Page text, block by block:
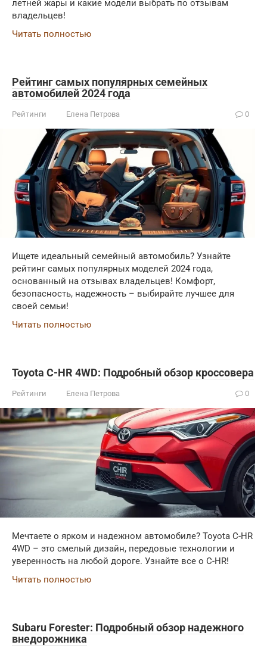
летней жары и какие модели выбрать по отзывам
владельцев!
Читать полностью
Рейтинг самых популярных семейных
автомобилей 2024 года
Рейтинги Елена Петрова 0
Ищете идеальный семейный автомобиль? Узнайте
рейтинг самых популярных моделей 2024 года,
основанный на отзывах владельцев! Комфорт,
безопасность, надежность – выбирайте лучшее для
своей семьи!
Читать полностью
Toyota C-HR 4WD: Подробный обзор кроссовера
Рейтинги Елена Петрова 0
Мечтаете о ярком и надежном автомобиле? Toyota C-HR
4WD – это смелый дизайн, передовые технологии и
уверенность на любой дороге. Узнайте все о C-HR!
Читать полностью
Subaru Forester: Подробный обзор надежного
внедорожника